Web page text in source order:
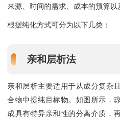
来源、时间的需求、成本的预算以
根据纯化方式可分为以下几类：
亲和层析法
亲和层析主要适用于从成分复杂
合物中提纯目标物。如图所示，
成具有特异亲和性的分离介质，